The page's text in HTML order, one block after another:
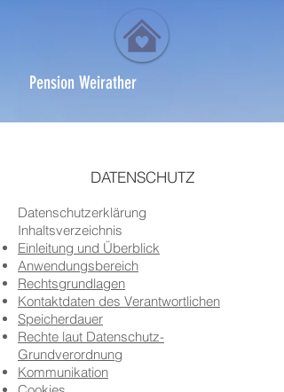
Pension Weirather
DATENSCHUTZ
Datenschutzerklärung
Inhaltsverzeichnis
Einleitung und Überblick
Anwendungsbereich
Rechtsgrundlagen
Kontaktdaten des Verantwortlichen
Speicherdauer
Rechte laut Datenschutz-
Grundverordnung
Kommunikation